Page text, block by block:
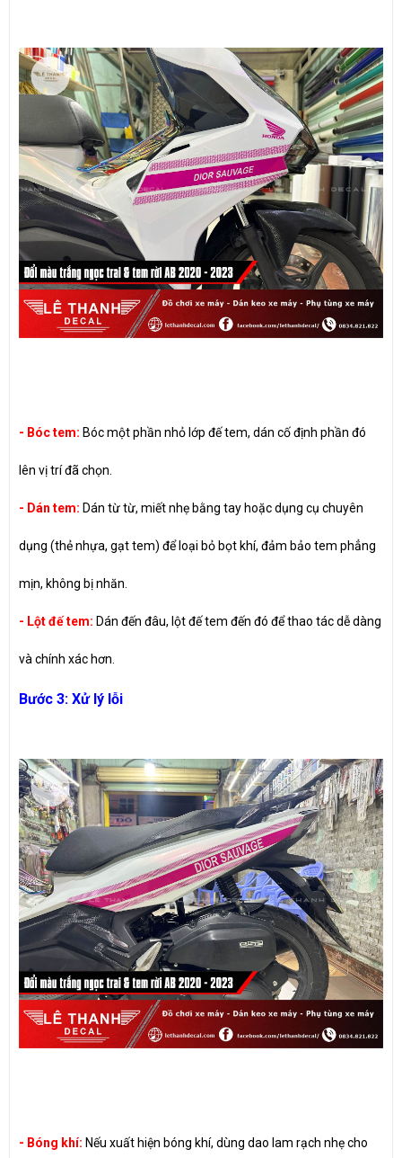
- Bóc tem: Bóc một phần nhỏ lớp đế tem, dán cố định phần đó
lên vị trí đã chọn.
- Dán tem: Dán từ từ, miết nhẹ bằng tay hoặc dụng cụ chuyên
dụng (thẻ nhựa, gạt tem) để loại bỏ bọt khí, đảm bảo tem phẳng
mịn, không bị nhăn.
- Lột đế tem: Dán đến đâu, lột đế tem đến đó để thao tác dễ dàng
và chính xác hơn.
Bước 3: Xử lý lỗi
- Bóng khí: Nếu xuất hiện bóng khí, dùng dao lam rạch nhẹ cho